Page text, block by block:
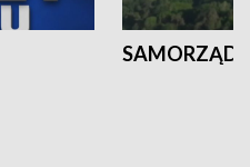
SAMORZĄD